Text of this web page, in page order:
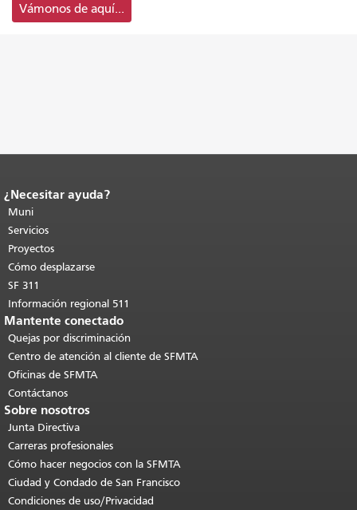
Vámonos de aquí...
Fin del contenido de la página.
de esta página se repite en todas las
páginas.Volver al principio del
contenido principal
¿Necesitar ayuda?
Muni
Servicios
Proyectos
Cómo desplazarse
SF 311
Información regional 511
Mantente conectado
Quejas por discriminación
Centro de atención al cliente de SFMTA
Oficinas de SFMTA
Contáctanos
Sobre nosotros
Junta Directiva
Carreras profesionales
Cómo hacer negocios con la SFMTA
Ciudad y Condado de San Francisco
Condiciones de uso/Privacidad